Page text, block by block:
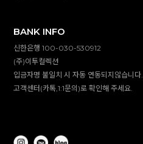
BANK INFO
신한은행 100-030-530912
(주)이투컬렉션
입금자명 불일치 시 자동 연동되지않습니다.
고객센터(카톡,1:1문의)로 확인해 주세요.